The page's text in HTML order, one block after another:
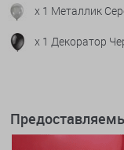
x 1 Металлик
x 1 Декоратор